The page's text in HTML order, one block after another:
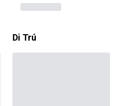
Di Trú